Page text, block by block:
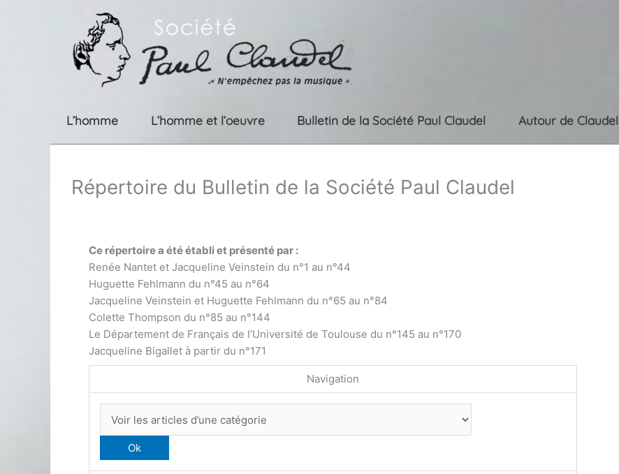
L’homme L’homme et l’oeuvre Bulletin de la Société Paul Claudel Autour de Claudel
Répertoire du Bulletin de la Société Paul Claudel
Ce répertoire a été établi et présenté par :
Renée Nantet et Jacqueline Veinstein du n°1 au n°44
Huguette Fehlmann du n°45 au n°64
Jacqueline Veinstein et Huguette Fehlmann du n°65 au n°84
Colette Thompson du n°85 au n°144
Le Département de Français de l’Université de Toulouse du n°145 au n°170
Jacqueline Bigallet à partir du n°171
Navigation